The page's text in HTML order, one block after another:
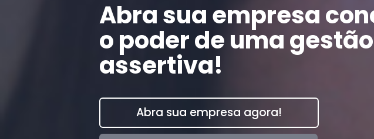
Abra sua empresa
o poder de uma
assertiva!
Abra sua empresa agora!